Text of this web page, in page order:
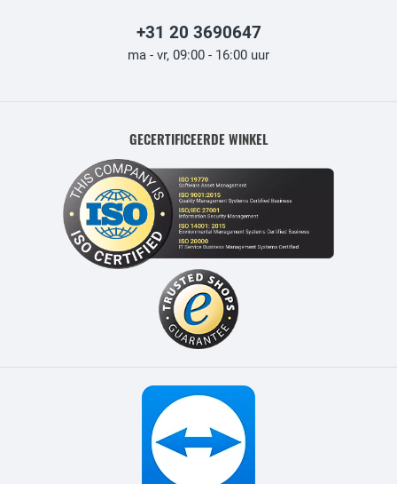
+31 20 3690647
ma - vr, 09:00 - 16:00 uur
GECERTIFICEERDE WINKEL